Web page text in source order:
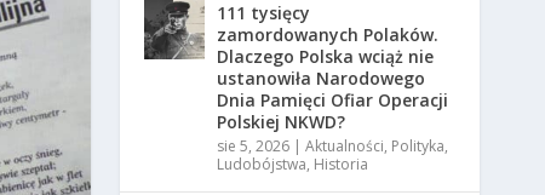
111 tysięcy
zamordowanych Polaków.
Dlaczego Polska wciąż nie
ustanowiła Narodowego
Dnia Pamięci Ofiar Operacji
Polskiej NKWD?
sie 5, 2026 |Aktualności, Polityka,
Ludobójstwa, Historia